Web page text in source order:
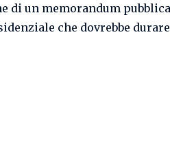
di un memorandum
che dovrebbe